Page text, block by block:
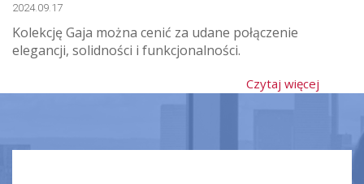
2024.09.17
Kolekcję Gaja można cenić za udane połączenie
elegancji, solidności i funkcjonalności.
Czytaj więcej